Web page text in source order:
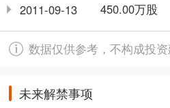
2011-09-13 450.00万股
数据仅供参考，不构成投资
未来解禁事项